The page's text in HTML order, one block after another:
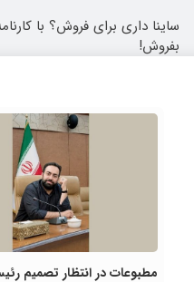
ساینا داری برای فروش؟ با
بفروش!
مطبوعات در انتظار تصمیم